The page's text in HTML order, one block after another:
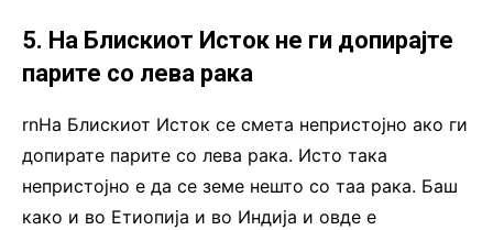
5. На Блискиот Исток не ги допирајте
парите со лева рака
rnНа Блискиот Исток се смета непристојно ако ги
допирате парите со лева рака. Исто така
непристојно е да се земе нешто со таа рака. Баш
како и во Етиопија и во Индија и овде е